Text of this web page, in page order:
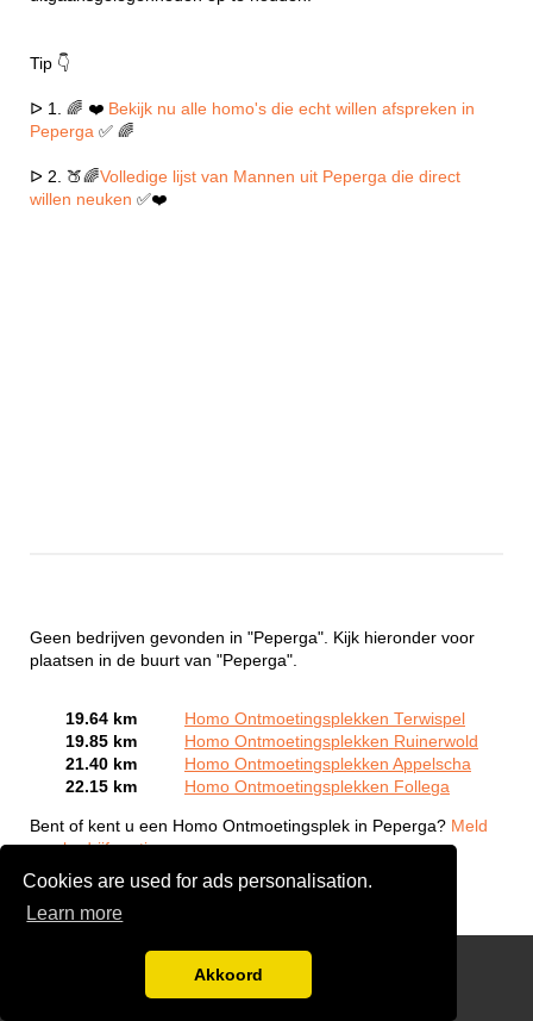
Cookies are used for ads personalisation.
Learn more
Akkoord
Tip 👇
ᐅ 1. 🌈 ❤️ Bekijk nu alle homo's die echt willen afspreken in
Peperga ✅ 🌈
ᐅ 2. 🍑🌈Volledige lijst van Mannen uit Peperga die direct
willen neuken ✅❤️
Geen bedrijven gevonden in "Peperga". Kijk hieronder voor
plaatsen in de buurt van "Peperga".
19.64 km
Homo Ontmoetingsplekken Terwispel
19.85 km
Homo Ontmoetingsplekken Ruinerwold
21.40 km
Homo Ontmoetingsplekken Appelscha
22.15 km
Homo Ontmoetingsplekken Follega
Bent of kent u een Homo Ontmoetingsplek in Peperga? Meld
een bedrijf gratis aan